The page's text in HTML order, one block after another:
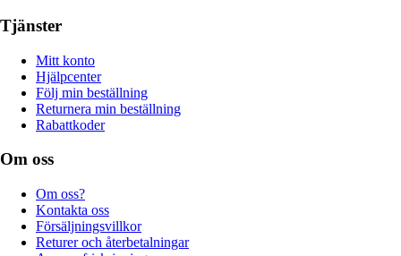
Tjänster
Mitt konto
Hjälpcenter
Följ min beställning
Returnera min beställning
Rabattkoder
Om oss
Om oss?
Kontakta oss
Försäljningsvillkor
Returer och återbetalningar